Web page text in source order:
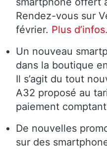
Rendez-vous sur
février. Plus
Un nouveau
dans la boutique
Il s’agit du tout
A32 proposé au
paiement
De nouvelles
sur des